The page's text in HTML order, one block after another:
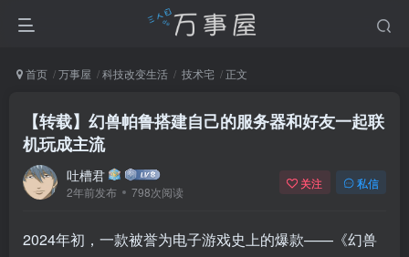
首页 万事屋 科技改变生活 技术宅 正文
【转载】幻兽帕鲁搭建自己的服务器和好友一起联
机玩成主流
吐槽君
2年前发布 798次阅读
关注 私信
2024年初，一款被誉为电子游戏史上的爆款——《幻兽